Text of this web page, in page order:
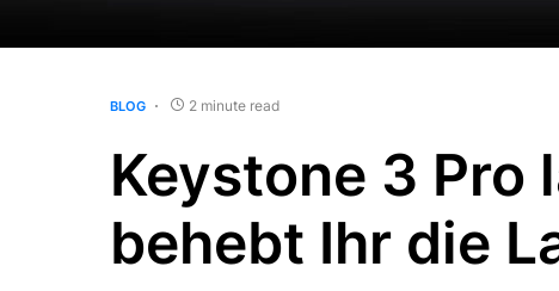
BLOG 2 minute read
Keystone 3 Pro
behebt Ihr die